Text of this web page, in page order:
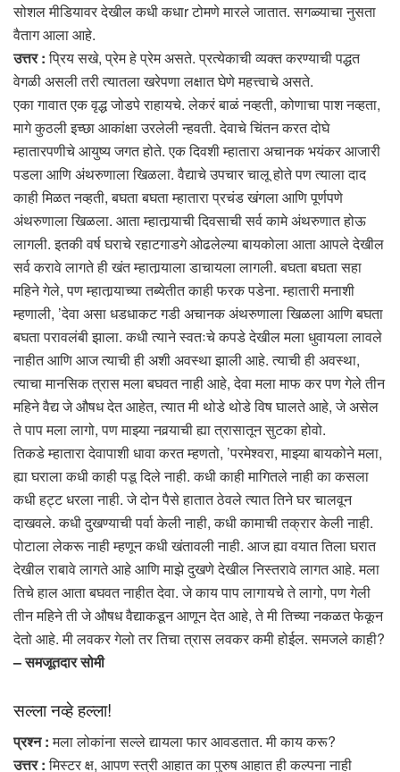
सोशल मीडियावर देखील कधी कधाr टोमणे मारले जातात. सगळ्याचा नुसता
वैताग आला आहे.
उत्तर :प्रिय सखे, प्रेम हे प्रेम असते. प्रत्येकाची व्यक्त करण्याची पद्धत
वेगळी असली तरी त्यातला खरेपणा लक्षात घेणे महत्त्वाचे असते.
एका गावात एक वृद्ध जोडपे राहायचे. लेकरं बाळं नव्हती, कोणाचा पाश नव्हता,
मागे कुठली इच्छा आकांक्षा उरलेली न्हवती. देवाचे चिंतन करत दोघे
म्हातारपणीचे आयुष्य जगत होते. एक दिवशी म्हातारा अचानक भयंकर आजारी
पडला आणि अंथरुणाला खिळला. वैद्याचे उपचार चालू होते पण त्याला दाद
काही मिळत नव्हती, बघता बघता म्हातारा प्रचंड खंगला आणि पूर्णपणे
अंथरुणाला खिळला. आता म्हातार्‍याची दिवसाची सर्व कामे अंथरुणात होऊ
लागली. इतकी वर्ष घराचे रहाटगाडगे ओढलेल्या बायकोला आता आपले देखील
सर्व करावे लागते ही खंत म्हातार्‍याला डाचायला लागली. बघता बघता सहा
महिने गेले, पण म्हातार्‍याच्या तब्येतीत काही फरक पडेना. म्हातारी मनाशी
म्हणाली, ’देवा असा धडधाकट गडी अचानक अंथरुणाला खिळला आणि बघता
बघता परावलंबी झाला. कधी त्याने स्वतःचे कपडे देखील मला धुवायला लावले
नाहीत आणि आज त्याची ही अशी अवस्था झाली आहे. त्याची ही अवस्था,
त्याचा मानसिक त्रास मला बघवत नाही आहे, देवा मला माफ कर पण गेले तीन
महिने वैद्य जे औषध देत आहेत, त्यात मी थोडे थोडे विष घालते आहे, जे असेल
ते पाप मला लागो, पण माझ्या नवर्‍याची ह्या त्रासातून सुटका होवो.
तिकडे म्हातारा देवापाशी धावा करत म्हणतो, ’परमेश्वरा, माझ्या बायकोने मला,
ह्या घराला कधी काही पडू दिले नाही. कधी काही मागितले नाही का कसला
कधी हट्ट धरला नाही. जे दोन पैसे हातात ठेवले त्यात तिने घर चालवून
दाखवले. कधी दुखण्याची पर्वा केली नाही, कधी कामाची तक्रार केली नाही.
पोटाला लेकरू नाही म्हणून कधी खंतावली नाही. आज ह्या वयात तिला घरात
देखील राबावे लागते आहे आणि माझे दुखणे देखील निस्तरावे लागत आहे. मला
तिचे हाल आता बघवत नाहीत देवा. जे काय पाप लागायचे ते लागो, पण गेली
तीन महिने ती जे औषध वैद्याकडून आणून देत आहे, ते मी तिच्या नकळत फेकून
देतो आहे. मी लवकर गेलो तर तिचा त्रास लवकर कमी होईल. समजले काही?
– समजूतदार सोमी
सल्ला नव्हे हल्ला!
प्रश्न :मला लोकांना सल्ले द्यायला फार आवडतात. मी काय करू?
उत्तर :मिस्टर क्ष, आपण स्त्री आहात का पुरुष आहात ही कल्पना नाही